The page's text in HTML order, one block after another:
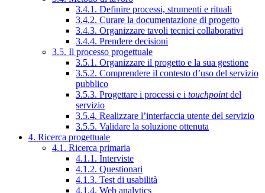
3.4.1. Definire processi, strumenti e rituali
3.4.2. Curare la documentazione di progetto
3.4.3. Organizzare tavoli tecnici collaborativi
3.4.4. Prendere decisioni
3.5. Il processo progettuale
3.5.1. Organizzare il progetto e la sua gestione
3.5.2. Comprendere il contesto d’uso del servizio
pubblico
3.5.3. Progettare i processi e i touchpointdel
servizio
3.5.4. Realizzare l’interfaccia utente del servizio
3.5.5. Validare la soluzione ottenuta
4. Ricerca progettuale
4.1. Ricerca primaria
4.1.1. Interviste
4.1.2. Questionari
4.1.3. Test di usabilità
4.1.4. Web analytics